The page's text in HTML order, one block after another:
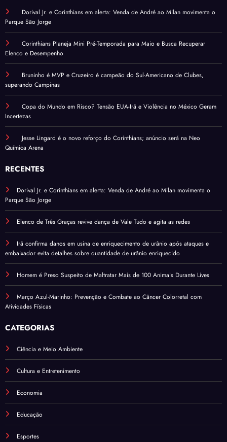
Dorival Jr. e Corinthians em alerta: Venda de André ao Milan movimenta o
Parque São Jorge
Corinthians Planeja Mini Pré-Temporada para Maio e Busca Recuperar
Elenco e Desempenho
Bruninho é MVP e Cruzeiro é campeão do Sul-Americano de Clubes,
superando Campinas
Copa do Mundo em Risco? Tensão EUA-Irã e Violência no México Geram
Incertezas
Jesse Lingard é o novo reforço do Corinthians; anúncio será na Neo
Química Arena
RECENTES
Dorival Jr. e Corinthians em alerta: Venda de André ao Milan movimenta o
Parque São Jorge
Elenco de Três Graças revive dança de Vale Tudo e agita as redes
Irã confirma danos em usina de enriquecimento de urânio após ataques e
embaixador evita detalhes sobre quantidade de urânio enriquecido
Homem é Preso Suspeito de Maltratar Mais de 100 Animais Durante Lives
Março Azul-Marinho: Prevenção e Combate ao Câncer Colorretal com
Atividades Físicas
CATEGORIAS
Ciência e Meio Ambiente
Cultura e Entretenimento
Economia
Educação
Esportes